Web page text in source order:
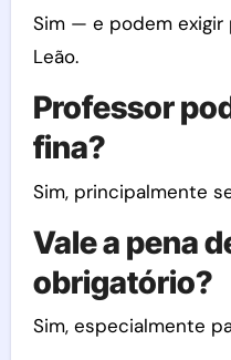
Sim — e podem exigir
Leão.
Professor
fina?
Sim, principalmente
Vale a pena
obrigatório?
Sim, especialmente